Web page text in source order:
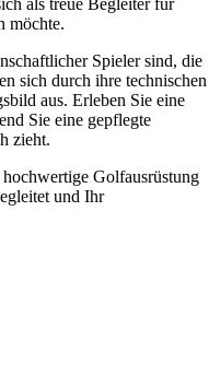
möchte.
Spieler sind, die
sich durch ihre technischen
aus. Erleben Sie eine
Sie eine gepflegte
zieht.
Golfausrüstung
und Ihr